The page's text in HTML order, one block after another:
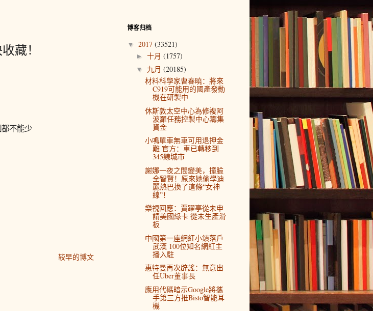
藏！
不能少
较早的博文
博客归档
▼ 2017 (33521)
► 十月 (1757)
▼ 九月 (20185)
材料科學家曹春曉：將來
C919可能用的國產發動
機在研製中
休斯敦太空中心為修複阿
波羅任務控製中心籌集
資金
小鳴單車無車可用退押金
難 官方：車已轉移到
345線城市
謝娜一夜之間變美，撞臉
全智賢！原來她偷學迪
麗熱巴換了這條“女神
線”！
樂視回應：賈躍亭從未申
請美國綠卡 從未生產滑
板
中國第一座網紅小鎮落戶
武漢 100位知名網紅主
播入駐
惠特曼再次辟謠：無意出
任Uber董事長
應用代碼暗示Google將攜
手第三方推Bisto智能耳
機